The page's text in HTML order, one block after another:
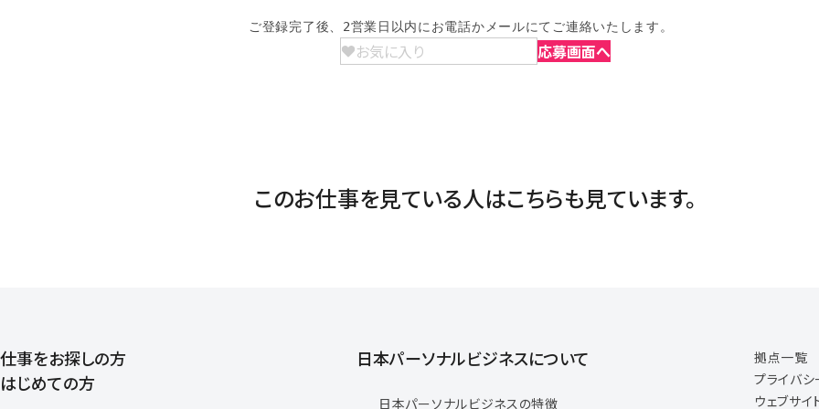
ご登録完了後、2営業日以内にお電話かメールにてご連絡いたします。
お気に入り 応募画面へ
このお仕事を見ている人はこちらも見ています。
仕事をお探しの方
はじめての方
日本パーソナルビジネスについて
日本パーソナルビジネスの特徴
拠点一覧
プライバ
ウェブサ